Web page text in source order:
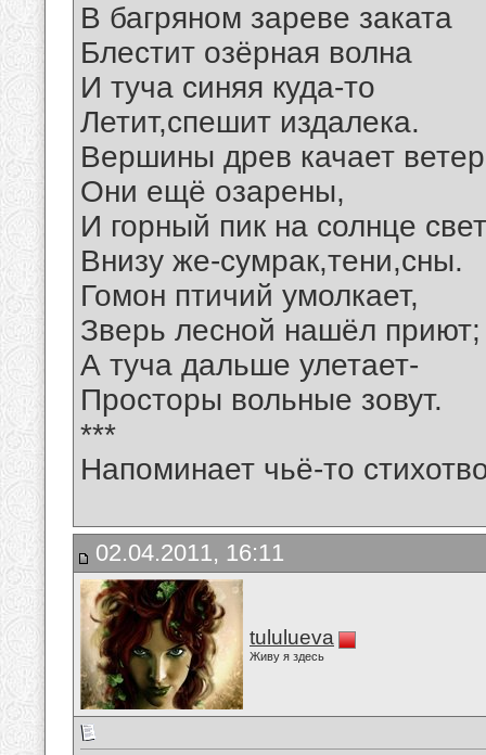
В багряном зареве заката
Блестит озёрная волна
И туча синяя куда-то
Летит,спешит издалека.
Вершины древ качает
Они ещё озарены,
И горный пик на солнце
Внизу же-сумрак,тени,сны.
Гомон птичий умолкает,
Зверь лесной нашёл приют;
А туча дальше улетает-
Просторы вольные зовут.
***
Напоминает чьё-то
02.04.2011, 16:11
tululueva
Живу я здесь